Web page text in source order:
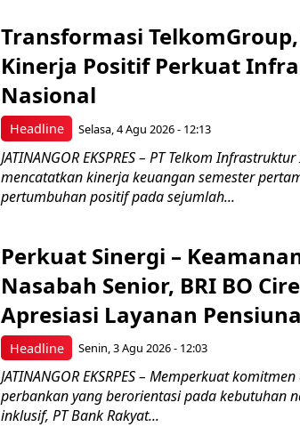
Headline
Transformasi
Kinerja Positif Perkuat
Nasional
Selasa, 4 Agu 2026 - 12:13
JATINANGOR EKSPRES – PT Telkom
mencatatkan kinerja keuangan semester
pertumbuhan positif pada sejumlah...
Headline
Perkuat Sinergi –
Nasabah Senior, BRI BO
Apresiasi Layanan
Senin, 3 Agu 2026 - 12:03
JATINANGOR EKSRPES – Memperkuat
perbankan yang berorientasi pada kebutuhan
inklusif, PT Bank Rakyat...